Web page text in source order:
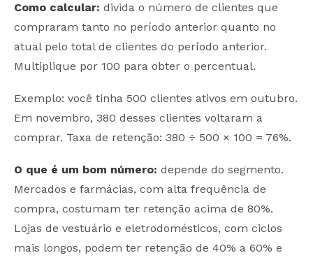
Como calcular: divida o número de clientes que
compraram tanto no período anterior quanto no
atual pelo total de clientes do período anterior.
Multiplique por 100 para obter o percentual.
Exemplo: você tinha 500 clientes ativos em outubro.
Em novembro, 380 desses clientes voltaram a
comprar. Taxa de retenção: 380 ÷ 500 × 100 = 76%.
O que é um bom número: depende do segmento.
Mercados e farmácias, com alta frequência de
compra, costumam ter retenção acima de 80%.
Lojas de vestuário e eletrodomésticos, com ciclos
mais longos, podem ter retenção de 40% a 60% e